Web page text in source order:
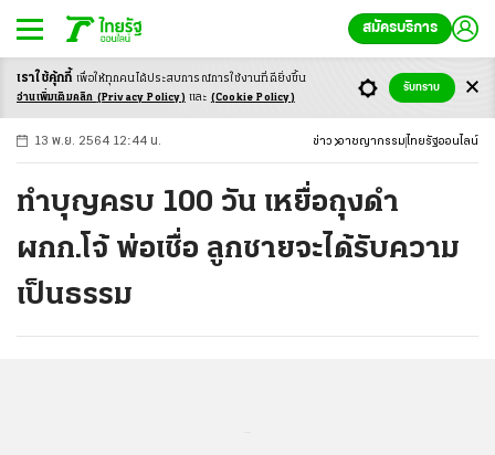
สมัครบริการ
-ก ก ก+
13 พ.ย. 2564 12:44 น. ข่าว อาชญากรรม ไทยรัฐออนไลน์
ทำบุญครบ 100 วัน เหยื่อถุงดำ
ผกก.โจ้ พ่อเชื่อ ลูกชายจะได้รับความ
เป็นธรรม
เราใช้คุ้กกี้ เพื่อให้ทุกคนได้ประสบการณ์การใช้งานที่ดียิ่งขึ้น
อ่านเพิ่มเติมคลิก (Privacy Policy) และ (Cookie Policy)
รับทราบ